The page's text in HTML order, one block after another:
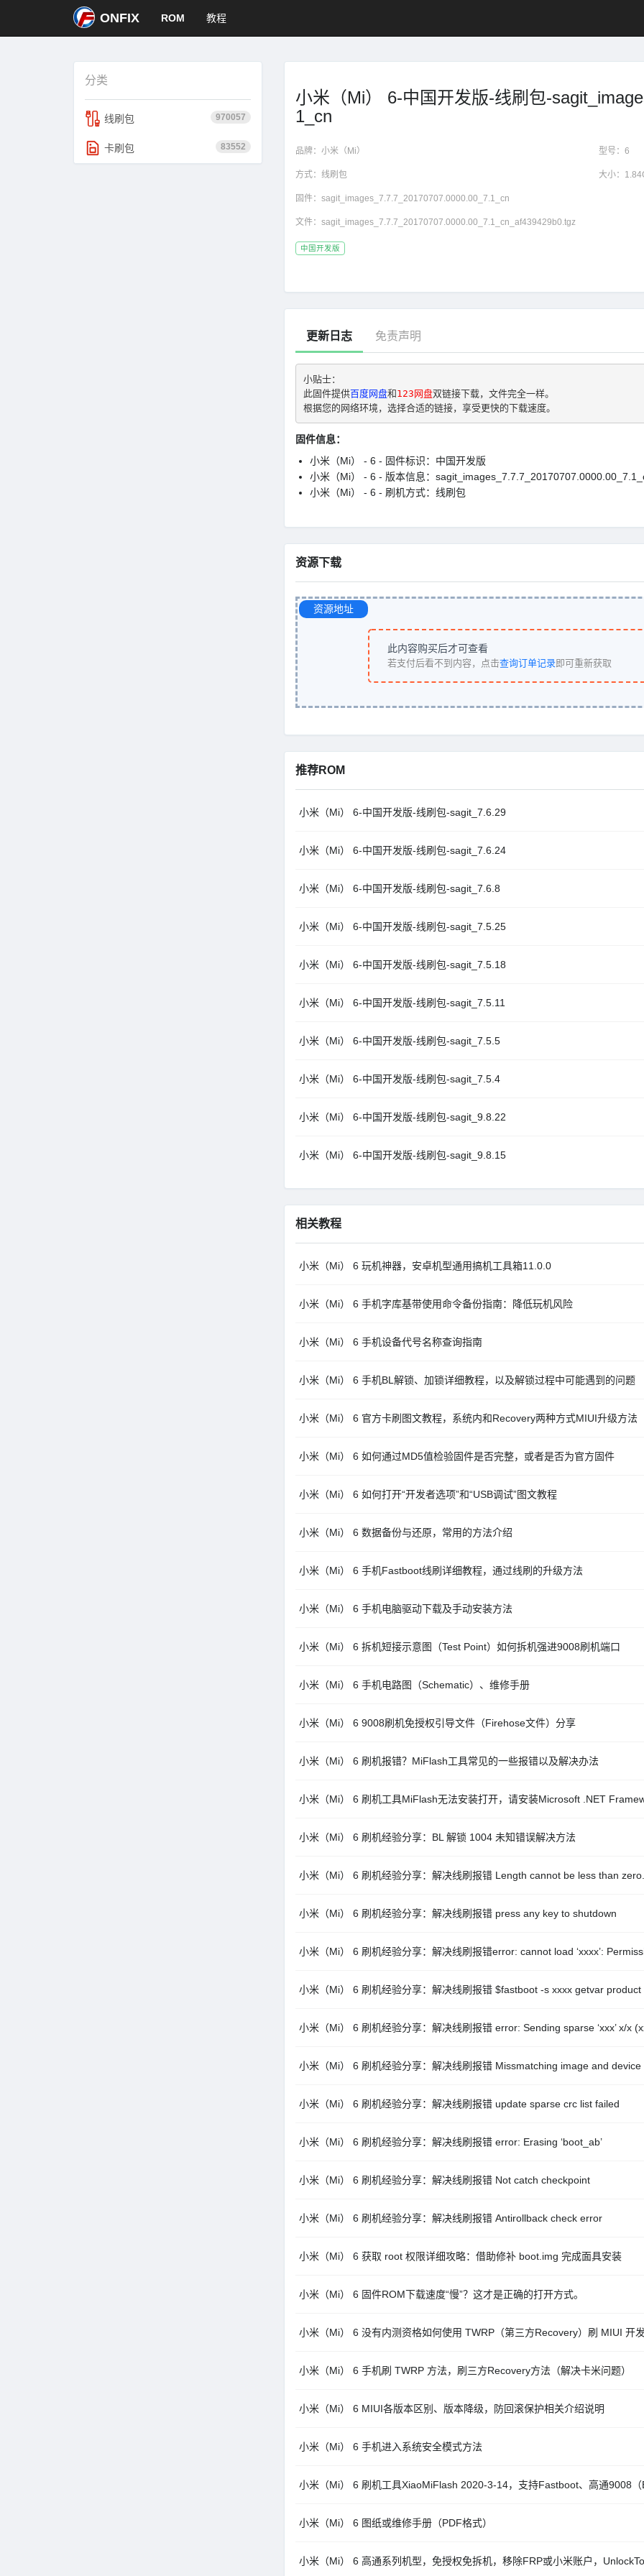
ONFIX ROM 教程
分类
970057
线刷包
83552
卡刷包
小米（Mi） 6-中国开发版-线刷包-
1_cn
品牌： 小米（Mi） 型号：6
方式： 线刷包 大小：
固件： sagit_images_7.7.7_20170707.0000.00_7.1_cn
文件： sagit_images_7.7.7_20170707.0000.00_7.1_cn_af439429b0.tgz
中国开发版
更新日志 免责声明
小贴士：
此固件提供百度网盘和123网盘双链接下载，文件完全一样。
根据您的网络环境，选择合适的链接，享受更快的下载速度。
固件信息：
小米（Mi） - 6 - 固件标识：中国开发版
小米（Mi） - 6 - 版本信息：
小米（Mi） - 6 - 刷机方式：线刷包
资源下载
资源地址
此内容购买后才可查看
若支付后看不到内容，点击查询订单记录即可重新获取
推荐ROM
小米（Mi） 6-中国开发版-线刷包-sagit_7.6.29
小米（Mi） 6-中国开发版-线刷包-sagit_7.6.24
小米（Mi） 6-中国开发版-线刷包-sagit_7.6.8
小米（Mi） 6-中国开发版-线刷包-sagit_7.5.25
小米（Mi） 6-中国开发版-线刷包-sagit_7.5.18
小米（Mi） 6-中国开发版-线刷包-sagit_7.5.11
小米（Mi） 6-中国开发版-线刷包-sagit_7.5.5
小米（Mi） 6-中国开发版-线刷包-sagit_7.5.4
小米（Mi） 6-中国开发版-线刷包-sagit_9.8.22
小米（Mi） 6-中国开发版-线刷包-sagit_9.8.15
相关教程
小米（Mi） 6 玩机神器，安卓机型通用搞机工具箱11.0.0
小米（Mi） 6 手机字库基带使用命令备份指南：降低玩机风险
小米（Mi） 6 手机设备代号名称查询指南
小米（Mi） 6 手机BL解锁、加锁详细教程，以及解锁过程中可能遇到的问题
小米（Mi） 6 官方卡刷图文教程，系统内和Recovery两种方式MIUI升级方法
小米（Mi） 6 如何通过MD5值检验固件是否完整，或者是否为官方固件
小米（Mi） 6 如何打开“开发者选项”和“USB调试”图文教程
小米（Mi） 6 数据备份与还原，常用的方法介绍
小米（Mi） 6 手机Fastboot线刷详细教程，通过线刷的升级方法
小米（Mi） 6 手机电脑驱动下载及手动安装方法
小米（Mi） 6 拆机短接示意图（Test Point）如何拆机强进9008刷机端口
小米（Mi） 6 手机电路图（Schematic）、维修手册
小米（Mi） 6 9008刷机免授权引导文件（Firehose文件）分享
小米（Mi） 6 刷机报错？MiFlash工具常见的一些报错以及解决办法
小米（Mi） 6 刷机工具MiFlash无法安装打开，请安装Microsoft .NET
小米（Mi） 6 刷机经验分享：BL 解锁 1004 未知错误解决方法
小米（Mi） 6 刷机经验分享：解决线刷报错 Length cannot be less than zero.
小米（Mi） 6 刷机经验分享：解决线刷报错 press any key to shutdown
小米（Mi） 6 刷机经验分享：解决线刷报错error: cannot load ‘xxxx’:
小米（Mi） 6 刷机经验分享：解决线刷报错 $fastboot -s xxxx getvar product
小米（Mi） 6 刷机经验分享：解决线刷报错 error: Sending sparse ‘xxx’ x/x
小米（Mi） 6 刷机经验分享：解决线刷报错 Missmatching image and device
小米（Mi） 6 刷机经验分享：解决线刷报错 update sparse crc list failed
小米（Mi） 6 刷机经验分享：解决线刷报错 error: Erasing ‘boot_ab’
小米（Mi） 6 刷机经验分享：解决线刷报错 Not catch checkpoint
小米（Mi） 6 刷机经验分享：解决线刷报错 Antirollback check error
小米（Mi） 6 获取 root 权限详细攻略：借助修补 boot.img 完成面具安装
小米（Mi） 6 固件ROM下载速度“慢”？这才是正确的打开方式。
小米（Mi） 6 没有内测资格如何使用 TWRP（第三方Recovery）刷 MIUI 开
小米（Mi） 6 手机刷 TWRP 方法，刷三方Recovery方法（解决卡米问题）
小米（Mi） 6 MIUI各版本区别、版本降级，防回滚保护相关介绍说明
小米（Mi） 6 手机进入系统安全模式方法
小米（Mi） 6 刷机工具XiaoMiFlash 2020-3-14，支持Fastboot、高通9008
小米（Mi） 6 图纸或维修手册（PDF格式）
小米（Mi） 6 高通系列机型，免授权免拆机，移除FRP或小米账户，